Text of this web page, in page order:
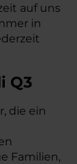
auf uns
in
Q3
die ein
Familien,